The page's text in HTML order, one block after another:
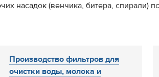
насадок (венчика, битера, спирали)
Производство фильтров для
очистки воды, молока и